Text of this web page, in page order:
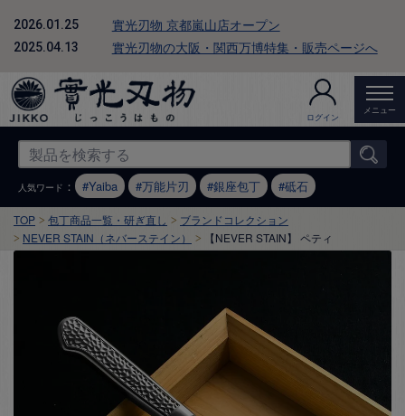
2026.01.25 實光刃物 京都嵐山店オープン
2025.04.13 實光刃物の大阪・関西万博特集・販売ページへ
ログイン
メニュー
人気ワード ： Yaiba 万能片刃 銀座包丁 砥石
TOP 包丁商品一覧・研ぎ直し
ブランドコレクション
NEVER STAIN（ネバーステイン）
【NEVER STAIN】 ペティ